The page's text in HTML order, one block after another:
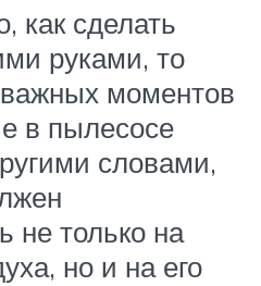
как сделать
руками, то
моментов
в пылесосе
словами,
не только на
но и на его